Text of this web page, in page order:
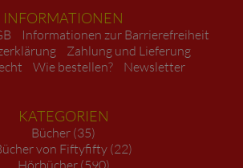
INFORMATIONEN
Informationen zur Barrierefreiheit
Zahlung und Lieferung
Wie bestellen? Newsletter
KATEGORIEN
Bücher (35)
von Fiftyfifty (22)
Hörbücher (590)